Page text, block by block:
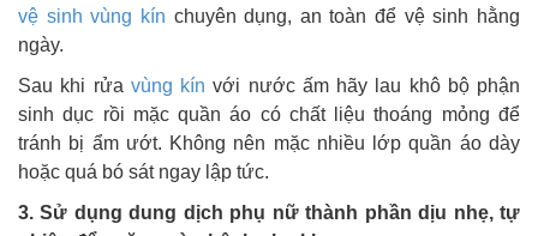
vệ sinh vùng kín chuyên dụng, an toàn để vệ sinh hằng
ngày.
Sau khi rửa vùng kín với nước ấm hãy lau khô bộ phận
sinh dục rồi mặc quần áo có chất liệu thoáng mỏng để
tránh bị ẩm ướt. Không nên mặc nhiều lớp quần áo dày
hoặc quá bó sát ngay lập tức.
3. Sử dụng dung dịch phụ nữ thành phần dịu nhẹ, tự